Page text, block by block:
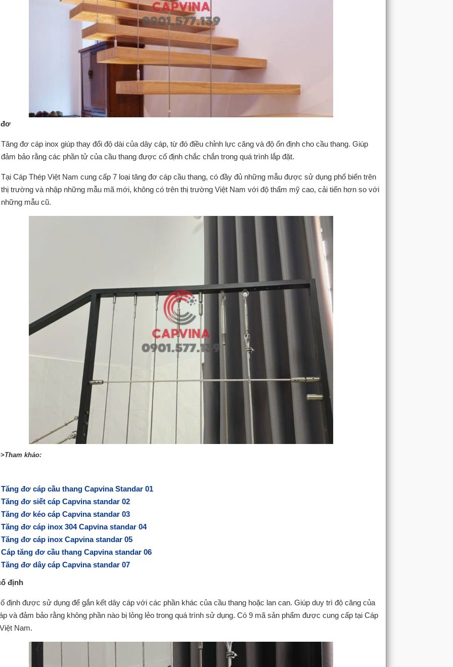
đơ
Tăng đơ cáp inox giúp thay đổi độ dài của dây cáp, từ đó điều chỉnh lực căng và độ ổn định cho cầu thang. Giúp
đảm bảo rằng các phần tử của cầu thang được cố định chắc chắn trong quá trình lắp đặt.
Tại Cáp Thép Việt Nam cung cấp 7 loại tăng đơ cáp cầu thang, có đầy đủ những mẫu được sử dụng phổ biến trên
thị trường và nhập những mẫu mã mới, không có trên thị trường Việt Nam với độ thẩm mỹ cao, cải tiến hơn so với
những mẫu cũ.
khảo:
Tăng đơ cáp cầu thang Capvina Standar 01
Tăng đơ siết cáp Capvina standar 02
Tăng đơ kéo cáp Capvina standar 03
Tăng đơ cáp inox 304 Capvina standar 04
Tăng đơ cáp inox Capvina standar 05
Cáp tăng đơ cầu thang Capvina standar 06
Tăng đơ dây cáp Capvina standar 07
định
định được sử dụng để gắn kết dây cáp với các phần khác của cầu thang hoặc lan can. Giúp duy trì độ căng của
và đảm bảo rằng không phần nào bị lỏng lẻo trong quá trình sử dụng. Có 9 mã sản phẩm được cung cấp tại Cáp
Nam.